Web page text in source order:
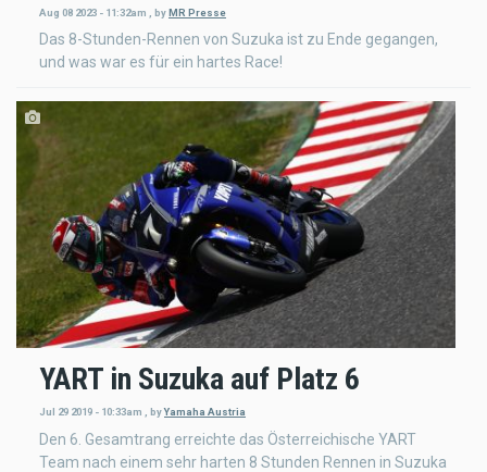
Aug 08 2023 - 11:32am byMR Presse
Das 8-Stunden-Rennen von Suzuka ist zu Ende gegangen,
und was war es für ein hartes Race!
YART in Suzuka auf Platz 6
Jul 29 2019 - 10:33am byYamaha Austria
Den 6. Gesamtrang erreichte das Österreichische YART
Team nach einem sehr harten 8 Stunden Rennen in Suzuka